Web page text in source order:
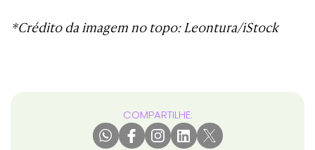
*Crédito da imagem no topo: Leontura/iStock
COMPARTILHE: